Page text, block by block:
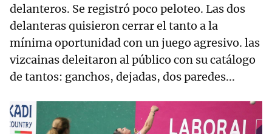
delanteros. Se registró poco peloteo. Las dos
delanteras quisieron cerrar el tanto a la
mínima oportunidad con un juego agresivo. las
vizcainas deleitaron al público con su catálogo
de tantos: ganchos, dejadas, dos paredes...